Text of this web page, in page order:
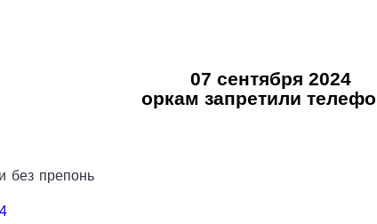
07 сентября 2024
оркам запретили
без препонь